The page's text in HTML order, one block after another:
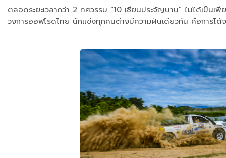
ตลอดระยะเวลากว่า 2 ทศวรรษ "10 เซียนประจัญบาน" ไม่ได้เป็นเ
วงการออฟโรดไทย นักแข่งทุกคนต่างมีความฝันเดียวกัน คือการไ